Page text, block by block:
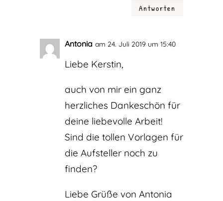
Antworten
Antonia am 24. Juli 2019 um 15:40
Liebe Kerstin,
auch von mir ein ganz
herzliches Dankeschön für
deine liebevolle Arbeit!
Sind die tollen Vorlagen für
die Aufsteller noch zu
finden?
Liebe Grüße von Antonia